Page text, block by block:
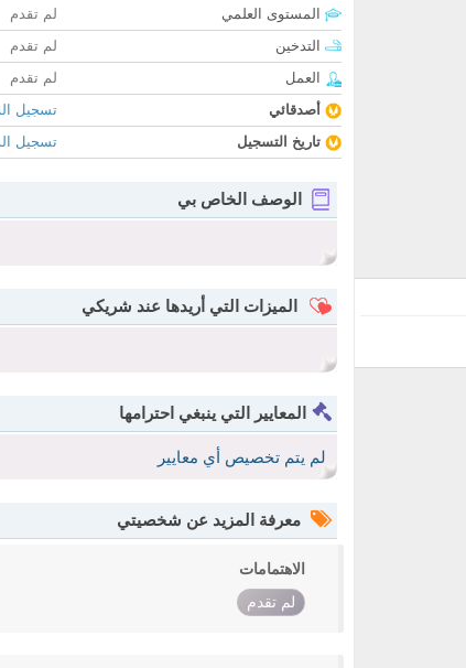
المستوى العلمي
لم تقدم
التدخين
لم تقدم
العمل
لم تقدم
أصدقائي
تسجيل
تاريخ التسجيل
تسجيل
الوصف الخاص بي
الميزات التي أريدها عند شريكي
المعايير التي ينبغي احترامها
لم يتم تخصيص أي معايير
معرفة المزيد عن شخصيتي
الاهتمامات
لم تقدم